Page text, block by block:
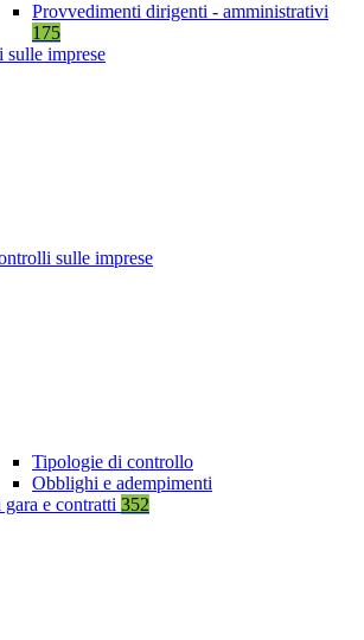
Provvedimenti dirigenti - amministrativi
175
sulle imprese
sulle imprese
Tipologie di controllo
Obblighi e adempimenti
e contratti 352